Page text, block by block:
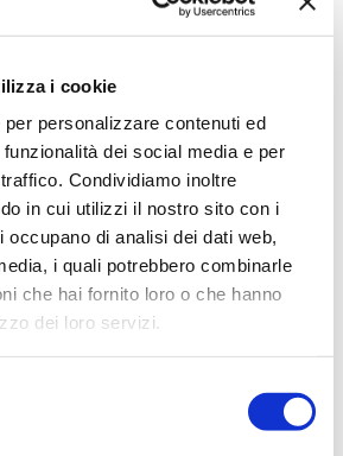
i cookie
personalizzare contenuti ed
dei social media e per
Condividiamo inoltre
in cui utilizzi il nostro sito con i
occupano di analisi dei dati web,
i quali potrebbero combinarle
che hai fornito loro o che hanno
dei loro servizi.
NEWS